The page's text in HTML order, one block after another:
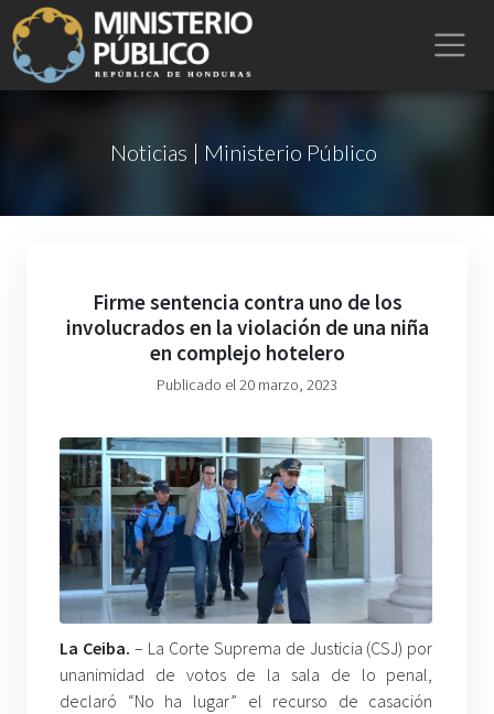
Noticias | Ministerio Público
Firme sentencia contra uno de los
involucrados en la violación de una niña
en complejo hotelero
Publicado el 20 marzo, 2023
La Ceiba. – La Corte Suprema de Justicia (CSJ) por
unanimidad de votos de la sala de lo penal,
declaró “No ha lugar” el recurso de casación